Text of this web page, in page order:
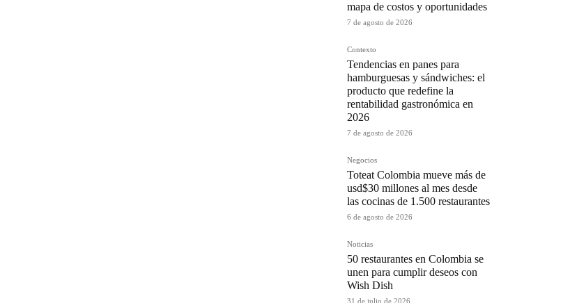
mapa de costos y oportunidades
7 de agosto de 2026
Contexto
Tendencias en panes para
hamburguesas y sándwiches: el
producto que redefine la
rentabilidad gastronómica en
2026
7 de agosto de 2026
Negocios
Toteat Colombia mueve más de
usd$30 millones al mes desde
las cocinas de 1.500 restaurantes
6 de agosto de 2026
Noticias
50 restaurantes en Colombia se
unen para cumplir deseos con
Wish Dish
31 de julio de 2026